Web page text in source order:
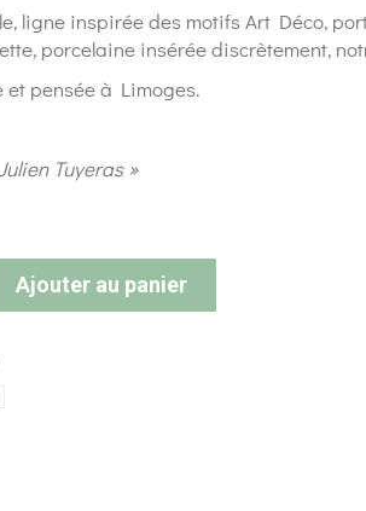
ligne inspirée des motifs Art Déco,
porcelaine insérée discrètement,
et pensée à Limoges.
Tuyeras »
Ajouter au panier